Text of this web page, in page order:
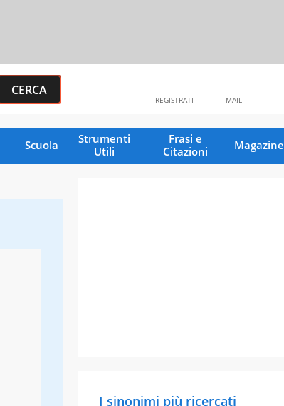
MAIL
REGISTRATI
Scuola
Strumenti
Utili
Frasi e
Citazioni
Magazine
I sinonimi più ricercati